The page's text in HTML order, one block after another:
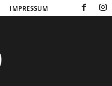
IMPRESSUM